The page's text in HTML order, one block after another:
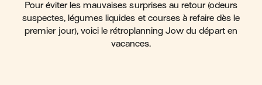
Pour éviter les mauvaises surprises au retour (odeurs
suspectes, légumes liquides et courses à refaire dès le
premier jour), voici le rétroplanning Jow du départ en
vacances.